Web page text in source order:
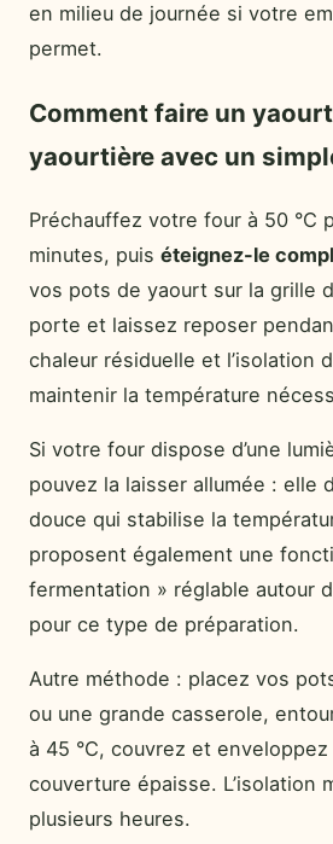
en milieu de journée si votre
permet.
Comment faire un
yaourtière avec un
Préchauffez votre four à 50 °C
minutes, puis éteignez-le
vos pots de yaourt sur la grille
porte et laissez reposer
chaleur résiduelle et l’isolation
maintenir la température
Si votre four dispose d’une
pouvez la laisser allumée : elle
douce qui stabilise la
proposent également une
fermentation » réglable autour
pour ce type de préparation.
Autre méthode : placez vos
ou une grande casserole,
à 45 °C, couvrez et
couverture épaisse. L’isolation
plusieurs heures.